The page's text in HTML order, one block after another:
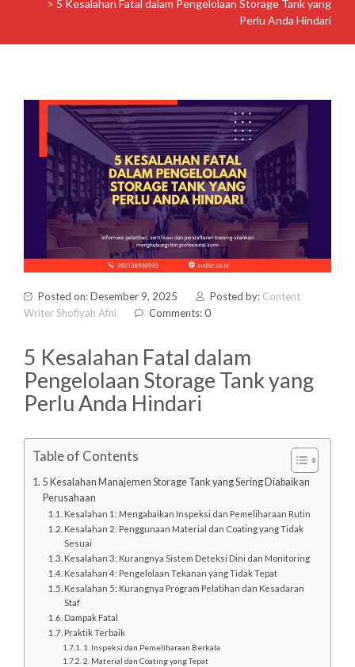
> 5 Kesalahan Fatal dalam Pengelolaan Storage Tank yang
Perlu Anda Hindari
Posted on: Desember 9, 2025 Posted by: Content
Writer Shofiyah Afni
Comments: 0
5 Kesalahan Fatal dalam
Pengelolaan Storage Tank yang
Perlu Anda Hindari
Table of Contents
5 Kesalahan Manajemen Storage Tank yang Sering Diabaikan
Perusahaan
Kesalahan 1: Mengabaikan Inspeksi dan Pemeliharaan Rutin
Kesalahan 2: Penggunaan Material dan Coating yang Tidak
Sesuai
Kesalahan 3: Kurangnya Sistem Deteksi Dini dan Monitoring
Kesalahan 4: Pengelolaan Tekanan yang Tidak Tepat
Kesalahan 5: Kurangnya Program Pelatihan dan Kesadaran
Staf
Dampak Fatal
Praktik Terbaik
1. Inspeksi dan Pemeliharaan Berkala
2. Material dan Coating yang Tepat